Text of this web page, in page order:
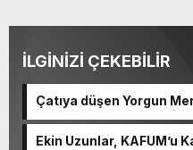
İLGİNİZİ ÇEKEBİLİR
Çatıya düşen Yorgun
Kulplu Tası delip geçti.
Ekin Uzunlar, KAFUM’u